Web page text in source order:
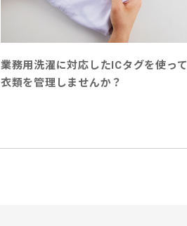
業務用洗濯に対応したICタグを使って
衣類を管理しませんか？